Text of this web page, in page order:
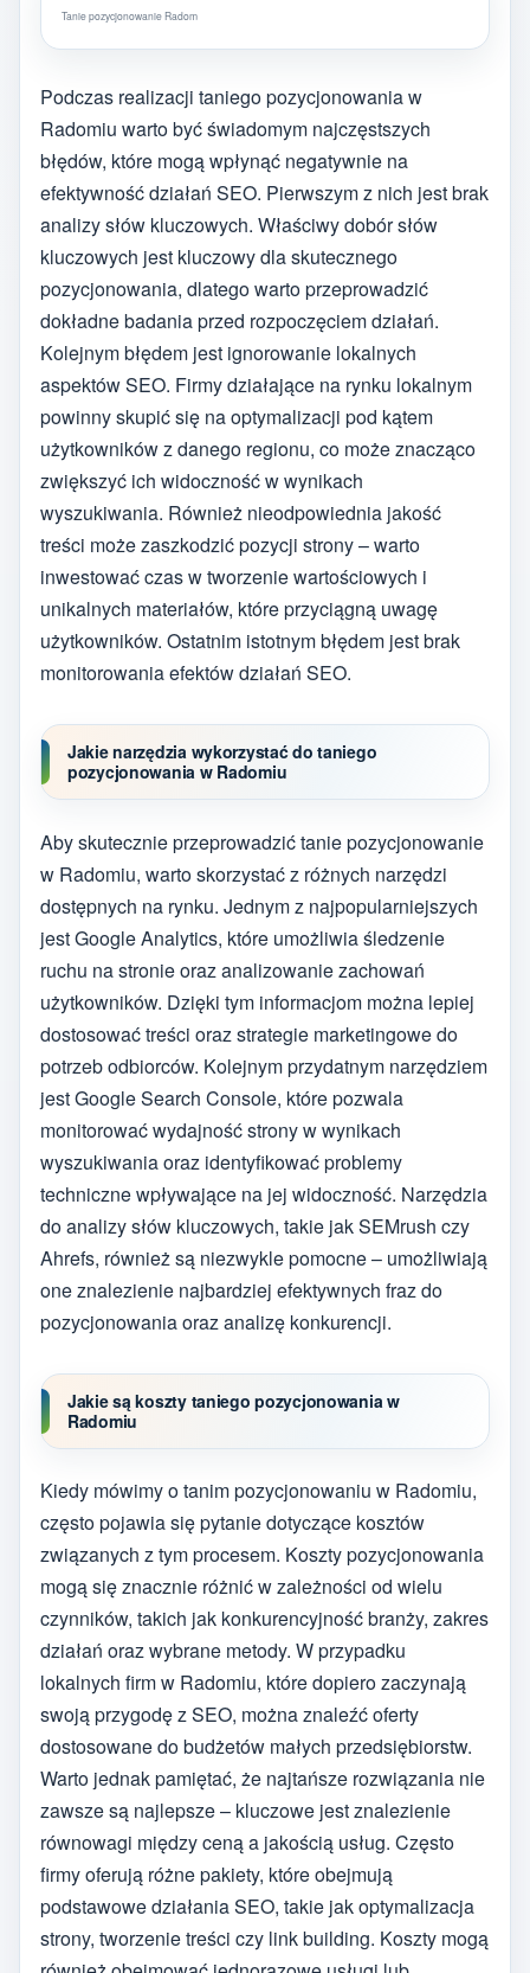
Tanie pozycjonowanie Radom
Podczas realizacji taniego pozycjonowania w
Radomiu warto być świadomym najczęstszych
błędów, które mogą wpłynąć negatywnie na
efektywność działań SEO. Pierwszym z nich jest brak
analizy słów kluczowych. Właściwy dobór słów
kluczowych jest kluczowy dla skutecznego
pozycjonowania, dlatego warto przeprowadzić
dokładne badania przed rozpoczęciem działań.
Kolejnym błędem jest ignorowanie lokalnych
aspektów SEO. Firmy działające na rynku lokalnym
powinny skupić się na optymalizacji pod kątem
użytkowników z danego regionu, co może znacząco
zwiększyć ich widoczność w wynikach
wyszukiwania. Również nieodpowiednia jakość
treści może zaszkodzić pozycji strony – warto
inwestować czas w tworzenie wartościowych i
unikalnych materiałów, które przyciągną uwagę
użytkowników. Ostatnim istotnym błędem jest brak
monitorowania efektów działań SEO.
Jakie narzędzia wykorzystać do taniego
pozycjonowania w Radomiu
Aby skutecznie przeprowadzić tanie pozycjonowanie
w Radomiu, warto skorzystać z różnych narzędzi
dostępnych na rynku. Jednym z najpopularniejszych
jest Google Analytics, które umożliwia śledzenie
ruchu na stronie oraz analizowanie zachowań
użytkowników. Dzięki tym informacjom można lepiej
dostosować treści oraz strategie marketingowe do
potrzeb odbiorców. Kolejnym przydatnym narzędziem
jest Google Search Console, które pozwala
monitorować wydajność strony w wynikach
wyszukiwania oraz identyfikować problemy
techniczne wpływające na jej widoczność. Narzędzia
do analizy słów kluczowych, takie jak SEMrush czy
Ahrefs, również są niezwykle pomocne – umożliwiają
one znalezienie najbardziej efektywnych fraz do
pozycjonowania oraz analizę konkurencji.
Jakie są koszty taniego pozycjonowania w
Radomiu
Kiedy mówimy o tanim pozycjonowaniu w Radomiu,
często pojawia się pytanie dotyczące kosztów
związanych z tym procesem. Koszty pozycjonowania
mogą się znacznie różnić w zależności od wielu
czynników, takich jak konkurencyjność branży, zakres
działań oraz wybrane metody. W przypadku
lokalnych firm w Radomiu, które dopiero zaczynają
swoją przygodę z SEO, można znaleźć oferty
dostosowane do budżetów małych przedsiębiorstw.
Warto jednak pamiętać, że najtańsze rozwiązania nie
zawsze są najlepsze – kluczowe jest znalezienie
równowagi między ceną a jakością usług. Często
firmy oferują różne pakiety, które obejmują
podstawowe działania SEO, takie jak optymalizacja
strony, tworzenie treści czy link building. Koszty mogą